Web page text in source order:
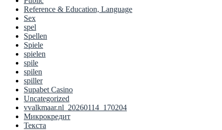
Reference & Education, Language
Sex
spel
Spellen
Spiele
spielen
spile
spilen
spiller
Supabet Casino
Uncategorized
vvalkmaar.nl_20260114_170204
Микрокредит
Текста